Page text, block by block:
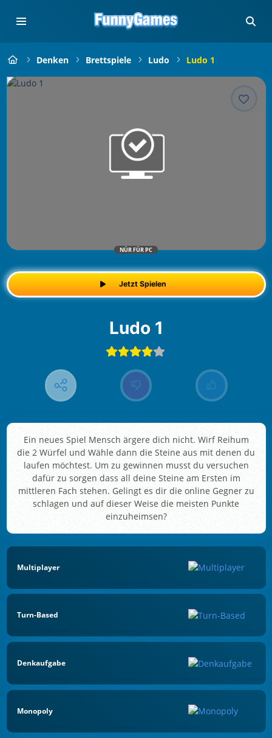
Denken Brettspiele Ludo Ludo 1
NÜR FÜR PC
Jetzt Spielen
Ludo 1
Ein neues Spiel Mensch ärgere dich nicht. Wirf Reihum
die 2 Würfel und Wähle dann die Steine aus mit denen du
laufen möchtest. Um zu gewinnen musst du versuchen
dafür zu sorgen dass all deine Steine am Ersten im
mittleren Fach stehen. Gelingt es dir die online Gegner zu
schlagen und auf dieser Weise die meisten Punkte
einzuheimsen?
Multiplayer
Turn-Based
Denkaufgabe
Monopoly